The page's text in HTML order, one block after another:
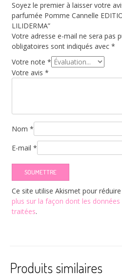
Soyez le premier à laisser votre
parfumée Pomme Cannelle
LILIDERMA”
Votre adresse e-mail ne sera pas
obligatoires sont indiqués avec*
Votre note*
Votre avis*
Nom*
E-mail*
Ce site utilise Akismet pour
plus sur la façon dont les
traitées.
Produits similaires